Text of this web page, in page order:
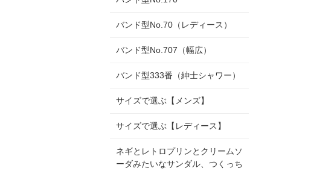
バンド型No.70（レディース）
バンド型No.707（幅広）
バンド型333番（紳士シャワー）
サイズで選ぶ【メンズ】
サイズで選ぶ【レディース】
ネギとレトロプリンとクリームソ
ーダみたいなサンダル、つくっち